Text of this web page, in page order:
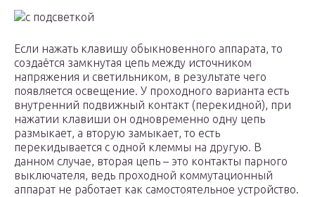
с подсветкой
Если нажать клавишу обыкновенного аппарата, то
создаётся замкнутая цепь между источником
напряжения и светильником, в результате чего
появляется освещение. У проходного варианта есть
внутренний подвижный контакт (перекидной), при
нажатии клавиши он одновременно одну цепь
размыкает, а вторую замыкает, то есть
перекидывается с одной клеммы на другую. В
данном случае, вторая цепь – это контакты парного
выключателя, ведь проходной коммутационный
аппарат не работает как самостоятельное устройство.